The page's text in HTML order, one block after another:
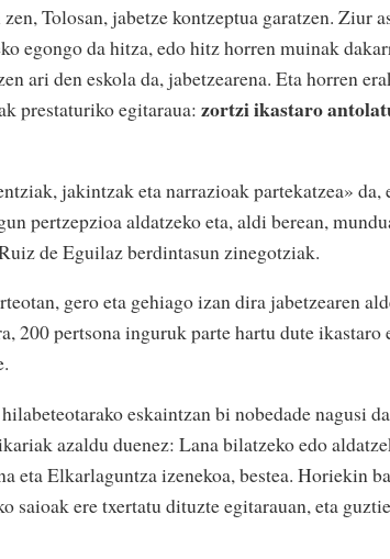
Tolosan, jabetze kontzeptua garatzen. Ziur
egongo da hitza, edo hitz horren muinak
ari den eskola da, jabetzearena. Eta horren
prestaturiko egitaraua: zortzi ikastaro
jakintzak eta narrazioak partekatzea»
pertzepzioa aldatzeko eta, aldi berean,
de Eguilaz berdintasun zinegotziak.
gero eta gehiago izan dira jabetzearen
200 pertsona inguruk parte hartu dute ikastaro
eskaintzan bi nobedade nagusi
azaldu duenez: Lana bilatzeko edo
eta Elkarlaguntza izenekoa, bestea. Horiekin
saioak ere txertatu dituzte egitarauan, eta